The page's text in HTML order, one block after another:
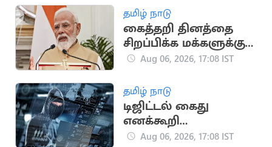
தமிழ் நாடு
கைத்தறி தினத்தை
சிறப்பிக்க மக்களுக்கு
பிரதமர் மோடி
Aug 06, 2026, 17:08 IST
தமிழ் நாடு
டிஜிட்டல் கைது
எனக்கூறி
முதியவரிடம் ரூ.46.50
Aug 06, 2026, 17:08 IST